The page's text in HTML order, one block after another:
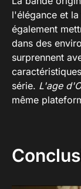
l'élégance et
également
dans des
surprennent
série. L'age
même